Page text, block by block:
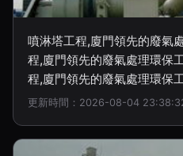
噴淋塔工程,廈門領先的廢氣
程,廈門領先的廢氣處理環保
程,廈門領先的廢氣處理環保
更新時間：2026-08-04